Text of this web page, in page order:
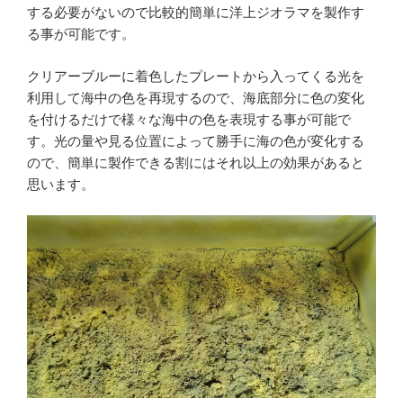
する必要がないので比較的簡単に洋上ジオラマを製作す
る事が可能です。
クリアーブルーに着色したプレートから入ってくる光を
利用して海中の色を再現するので、海底部分に色の変化
を付けるだけで様々な海中の色を表現する事が可能で
す。光の量や見る位置によって勝手に海の色が変化する
ので、簡単に製作できる割にはそれ以上の効果があると
思います。